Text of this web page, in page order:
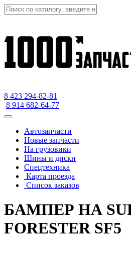
8 423 294-82-81
8 914 682-64-77
Автозапчасти
Новые запчасти
На грузовики
Шины и диски
Спецтехника
Карта проезда
Список заказов
БАМПЕР НА
FORESTER SF5